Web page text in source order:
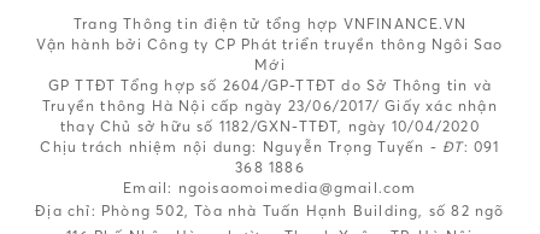
Trang Thông tin điện tử tổng hợp VNFINANCE.VN
Vận hành bởi Công ty CP Phát triển truyền thông Ngôi Sao
Mới
GP TTĐT Tổng hợp số 2604/GP-TTĐT do Sở Thông tin và
Truyền thông Hà Nội cấp ngày 23/06/2017/ Giấy xác nhận
thay Chủ sở hữu số 1182/GXN-TTĐT, ngày 10/04/2020
Chịu trách nhiệm nội dung: Nguyễn Trọng Tuyến - ĐT: 091
368 1886
Email: ngoisaomoimedia@gmail.com
Địa chỉ: Phòng 502, Tòa nhà Tuấn Hạnh Building, số 82 ngõ